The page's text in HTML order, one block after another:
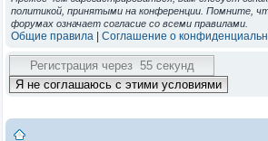
политикой, принятыми на конференции. Помните,
форумах означает согласие со всеми правилами.
Общие правила Соглашение о